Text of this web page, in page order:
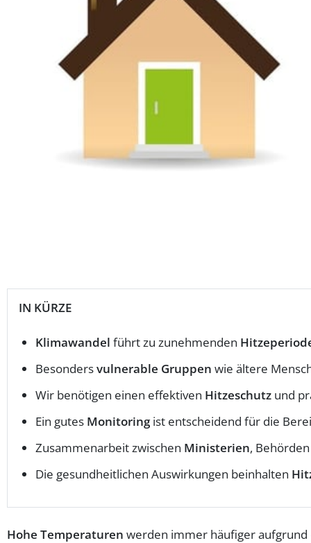
IN KÜRZE
Klimawandel führt zu zunehmenden
Besondersvulnerable Gruppen wie ältere
Wir benötigen einen effektiven Hitzeschutz und
Ein gutes Monitoringist entscheidend für die
Zusammenarbeit zwischen Ministerien,
Die gesundheitlichen Auswirkungen beinhalten
Hohe Temperaturen werden immer häufiger